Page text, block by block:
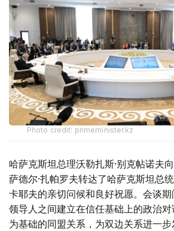
Photo credit: primeminister.kz
哈萨克斯坦总理沃勒扎斯·别克帖诺夫
萨德尔·扎帕罗夫转达了哈萨克斯坦总
卡耶夫的亲切问候和良好祝愿。会谈
领导人之间建立在信任基础上的政治
为基础的同盟关系，为双边关系进一